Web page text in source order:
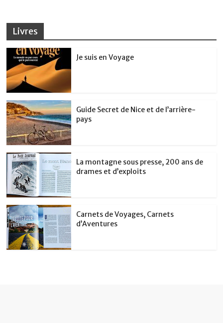
Livres
Je suis en Voyage
Guide Secret de Nice et de l’arrière-
pays
La montagne sous presse, 200 ans de
drames et d’exploits
Carnets de Voyages, Carnets
d’Aventures